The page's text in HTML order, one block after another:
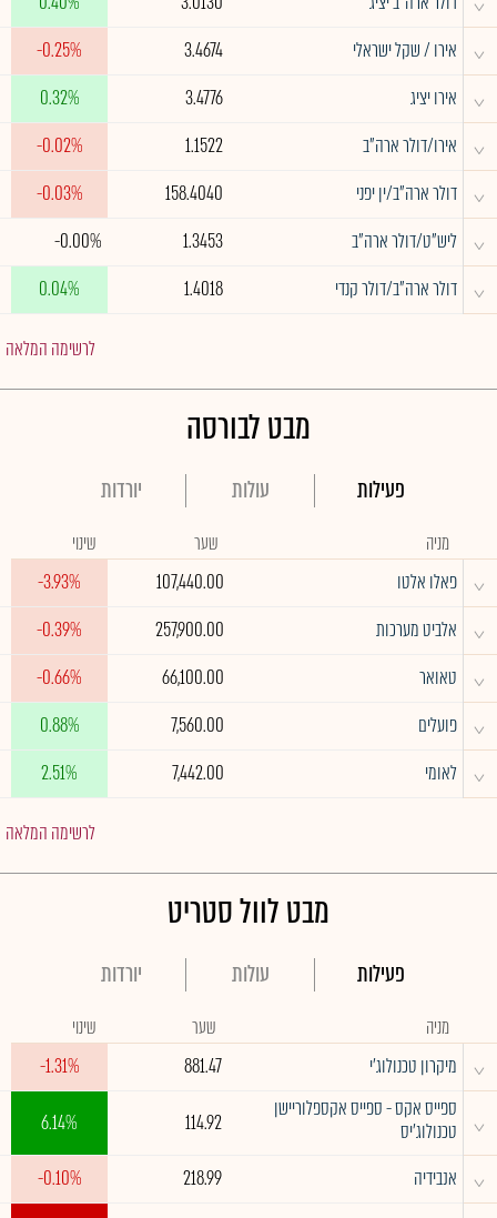
^ אירו / שקל ישראלי 3.4674
-0.25%
^ אירו יציג 3.4776
0.32%
^ אירו/דולר ארה"ב 1.1522
-0.02%
^ דולר ארה"ב/ין יפני 158.4040
-0.03%
^ ליש"ט/דולר ארה"ב 1.3453
-0.00%
^ דולר ארה"ב/דולר קנדי 1.4018
0.04%
לרשימה המלאה
מבט לבורסה
פעילות עולות יורדות
מניה שער שינוי
^ פאלו אלטו 107,440.00
-3.93%
^ אלביט מערכות 257,900.00
-0.39%
^ טאואר 66,100.00
-0.66%
^ פועלים 7,560.00
0.88%
^ לאומי 7,442.00
2.51%
לרשימה המלאה
מבט לוול סטריט
פעילות עולות יורדות
מניה שער שינוי
^ מיקרון טכנולוג'י 881.47
-1.31%
^
ספייס אקס - ספייס אקספלוריישן
טכנולוג'יס
114.92
6.14%
^ אנבידיה 218.99
-0.10%